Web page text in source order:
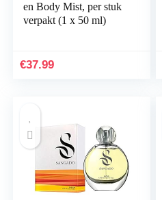
en Body Mist, per stuk
verpakt (1 x 50 ml)
€37.99